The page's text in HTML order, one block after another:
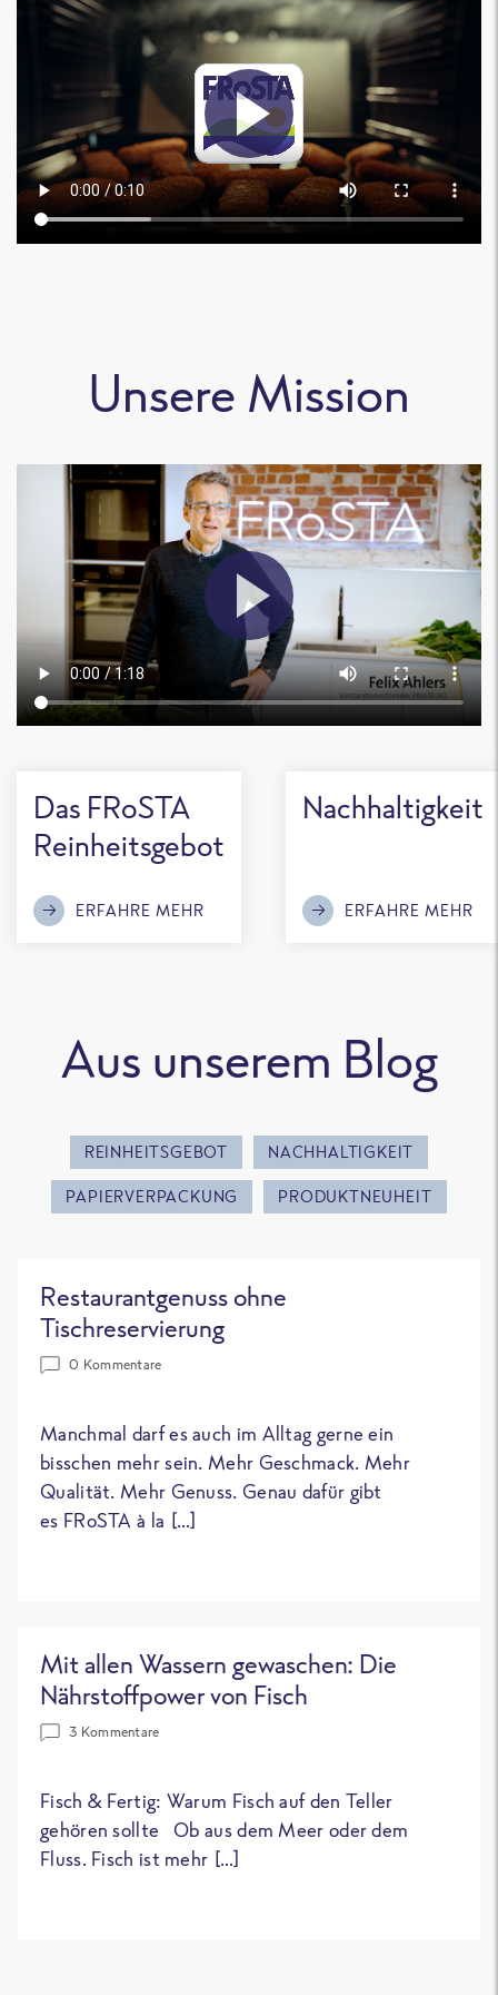
Unsere Mission
Das FRoSTA
Reinheitsgebot
ERFAHRE MEHR
Nachhaltigkeit
ERFAHRE MEHR
Aus unserem Blog
REINHEITSGEBOT NACHHALTIGKEIT
PAPIERVERPACKUNG PRODUKTNEUHEIT
Restaurantgenuss ohne
Tischreservierung
0 Kommentare
Manchmal darf es auch im Alltag gerne ein
bisschen mehr sein. Mehr Geschmack. Mehr
Qualität. Mehr Genuss. Genau dafür gibt
es FRoSTA à la […]
Mit allen Wassern gewaschen: Die
Nährstoffpower von Fisch
3 Kommentare
Fisch & Fertig: Warum Fisch auf den Teller
gehören sollte Ob aus dem Meer oder dem
Fluss. Fisch ist mehr […]